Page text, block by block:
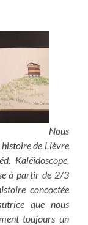
Nous
de Lièvre
Kaléidoscope,
à partir de 2/3
concoctée
que nous
toujours un